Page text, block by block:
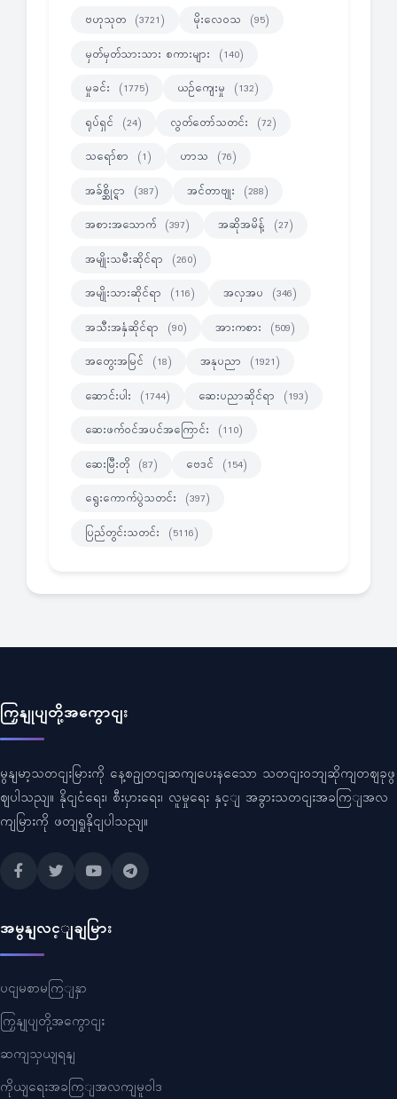
ဗဟုသုတ (3721) မိုးလေဝသ (95)
မှတ်မှတ်သားသား စကားများ (140)
မှုခင်း (1775) ယဉ်ကျေးမှု (132)
ရုပ်ရှင် (24) လွတ်တော်သတင်း (72)
သရော်စာ (1) ဟာသ (76)
အခ်စ္ဆိုင္ရာ (387) အင်တာဗျုး (288)
အစားအသောက် (397) အဆိုအမိန့် (27)
အမျိုးသမီးဆိုင်ရာ (260)
အမျိုးသားဆိုင်ရာ (116) အလှအပ (346)
အသီးအနှံဆိုင်ရာ (90) အားကစား (509)
အတွေးအမြင် (18) အနုပညာ (1921)
ဆောင်းပါး (1744) ဆေးပညာဆိုင်ရာ (193)
ဆေးဖက်ဝင်အပင်အကြောင်း (110)
ဆေးမြီးတို (87) ဗေဒင် (154)
ရွေးကောက်ပွဲသတင်း (397)
ပြည်တွင်းသတင်း (5116)
ကြှနျုပျတို့အကွောငျး
မွနျမာ့သတငျးမြားကို နေ့စဥျတငျဆကျပေးနသေော သတငျးဝဘျဆိုကျတဈခုဖွ
ဈပါသညျ။ နိုငျငံရေး၊ စီးပှားရေး၊ လူမှုရေး နှင့ျ အခွားသတငျးအခကြျအလ
ကျမြားကို ဖတျရှုနိုငျပါသညျ။
အမွနျလင့ျချမြား
ပငျမစာမကြျနှာ
ကြှနျုပျတို့အကွောငျး
ဆကျသှယျရနျ
ကိုယျရေးအခကြျအလကျမူဝါဒ